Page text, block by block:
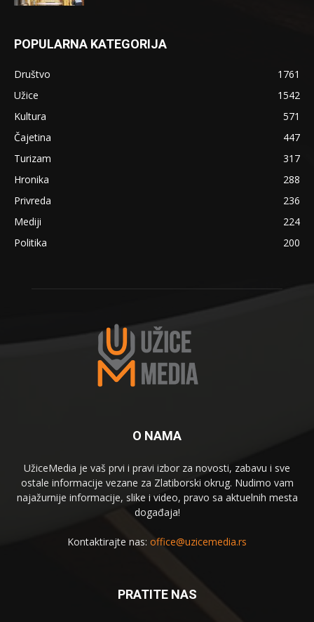
POPULARNA KATEGORIJA
Društvo
1761
Užice
1542
Kultura
571
Čajetina
447
Turizam
317
Hronika
288
Privreda
236
Mediji
224
Politika
200
O NAMA
UžiceMedia je vaš prvi i pravi izbor za novosti, zabavu i sve
ostale informacije vezane za Zlatiborski okrug. Nudimo vam
najažurnije informacije, slike i video, pravo sa aktuelnih mesta
događaja!
Kontaktirajte nas: office@uzicemedia.rs
PRATITE NAS